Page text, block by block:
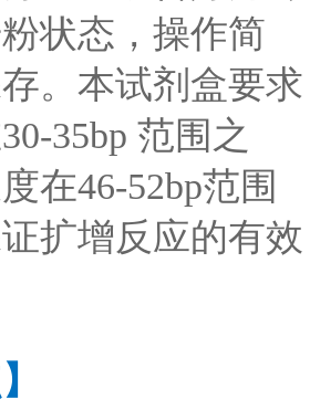
状态，操作简
。本试剂盒要求
35bp 范围之
在46-52bp范围
扩增反应的有效